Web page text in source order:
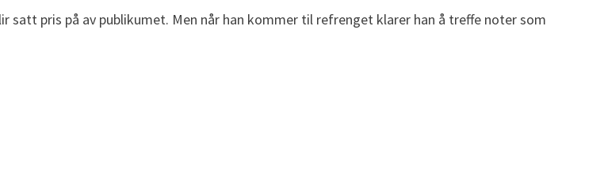
pris på av publikumet. Men når han kommer til refrenget klarer han å treffe noter som